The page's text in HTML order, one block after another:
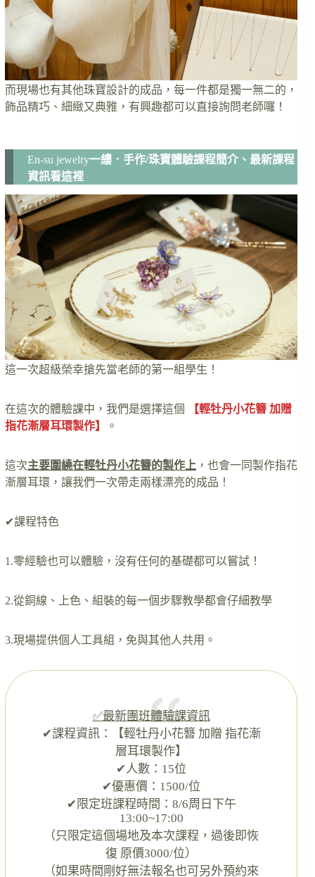
而現場也有其他珠寶設計的成品，每一件都是獨一無二的，
飾品精巧、細緻又典雅，有興趣都可以直接詢問老師囉！
En-su jewelry一縷．手作/珠寶體驗課程簡介、最新課程
資訊看這裡
這一次超級榮幸搶先當老師的第一組學生！
在這次的體驗課中，我們是選擇這個
【輕牡丹小花簪 加贈
指花漸層耳環製作】
。
這次主要圍繞在輕牡丹小花簪的製作上 ，也會一同製作指花
漸層耳環，讓我們一次帶走兩樣漂亮的成品！
✔課程特色
1.零經驗也可以體驗，沒有任何的基礎都可以嘗試！
2.從銅線、上色、組裝的每一個步驟教學都會仔細教學
3.現場提供個人工具組，免與其他人共用。
✅️最新團班體驗課資訊
✔課程資訊：【輕牡丹小花簪 加贈 指花漸
層耳環製作】
✔人數：15位
✔優惠價：1500/位
✔限定班課程時間：8/6周日下午
13:00~17:00
（只限定這個場地及本次課程，過後即恢
復 原價3000/位）
（如果時間剛好無法報名也可另外預約來